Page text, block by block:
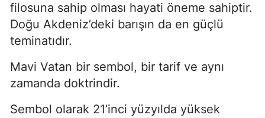
filosuna sahip olması hayati öneme sahiptir.
Doğu Akdeniz’deki barışın da en güçlü
teminatıdır.
Mavi Vatan bir sembol, bir tarif ve aynı
zamanda doktrindir.
Sembol olarak 21’inci yüzyılda yüksek